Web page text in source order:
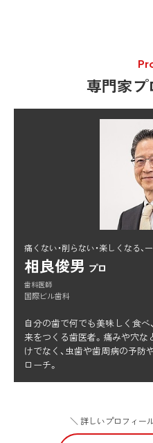
専門家プ
痛くない・削らない・楽しくなる、
相良俊男 プロ
歯科医師
国際ビル歯科
自分の歯で何でも美味しく食べ
来をつくる歯医者。痛みや穴な
けでなく、虫歯や歯周病の予防
ローチ。
＼ 詳しいプロフィー